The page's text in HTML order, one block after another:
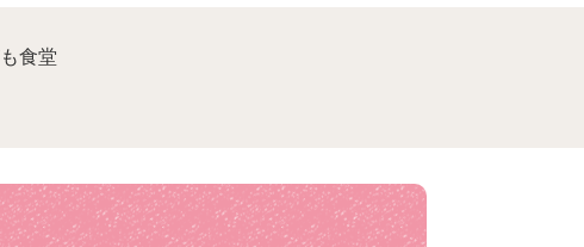
食堂